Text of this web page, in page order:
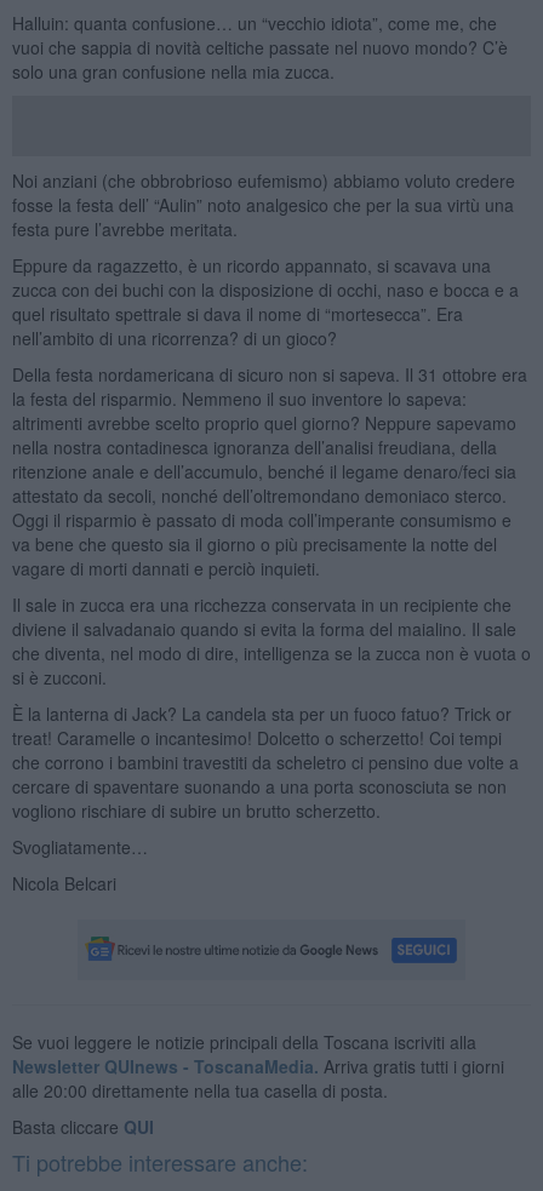
Halluin: quanta confusione… un “vecchio idiota”, come me, che
vuoi che sappia di novità celtiche passate nel nuovo mondo? C’è
solo una gran confusione nella mia zucca.
Noi anziani (che obbrobrioso eufemismo) abbiamo voluto credere
fosse la festa dell’ “Aulin” noto analgesico che per la sua virtù una
festa pure l’avrebbe meritata.
Eppure da ragazzetto, è un ricordo appannato, si scavava una
zucca con dei buchi con la disposizione di occhi, naso e bocca e a
quel risultato spettrale si dava il nome di “mortesecca”. Era
nell’ambito di una ricorrenza? di un gioco?
Della festa nordamericana di sicuro non si sapeva. Il 31 ottobre era
la festa del risparmio. Nemmeno il suo inventore lo sapeva:
altrimenti avrebbe scelto proprio quel giorno? Neppure sapevamo
nella nostra contadinesca ignoranza dell’analisi freudiana, della
ritenzione anale e dell’accumulo, benché il legame denaro/feci sia
attestato da secoli, nonché dell’oltremondano demoniaco sterco.
Oggi il risparmio è passato di moda coll’imperante consumismo e
va bene che questo sia il giorno o più precisamente la notte del
vagare di morti dannati e perciò inquieti.
Il sale in zucca era una ricchezza conservata in un recipiente che
diviene il salvadanaio quando si evita la forma del maialino. Il sale
che diventa, nel modo di dire, intelligenza se la zucca non è vuota o
si è zucconi.
È la lanterna di Jack? La candela sta per un fuoco fatuo? Trick or
treat! Caramelle o incantesimo! Dolcetto o scherzetto! Coi tempi
che corrono i bambini travestiti da scheletro ci pensino due volte a
cercare di spaventare suonando a una porta sconosciuta se non
vogliono rischiare di subire un brutto scherzetto.
Svogliatamente…
Nicola Belcari
Se vuoi leggere le notizie principali della Toscana iscriviti alla
Newsletter QUInews - ToscanaMedia. Arriva gratis tutti i giorni
alle 20:00 direttamente nella tua casella di posta.
Basta cliccare QUI
Ti potrebbe interessare anche: